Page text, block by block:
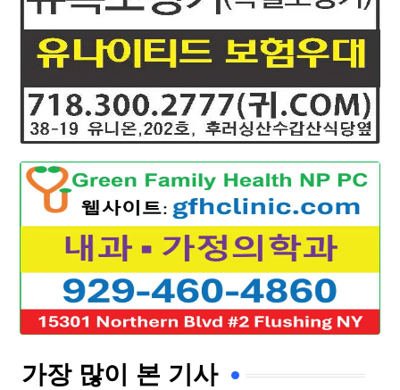
가장 많이 본 기사